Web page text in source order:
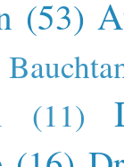
(53)
(11)